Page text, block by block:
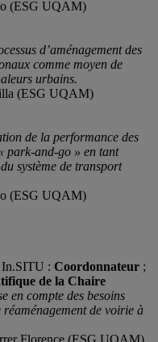
(ESG UQAM)
d’aménagement des
comme moyen de
urbains.
(ESG UQAM)
de la performance des
park-and-go » en tant
système de transport
(ESG UQAM)
In.SITU : Coordonnateur ;
de la Chaire
en compte des besoins
réaménagement de voirie à